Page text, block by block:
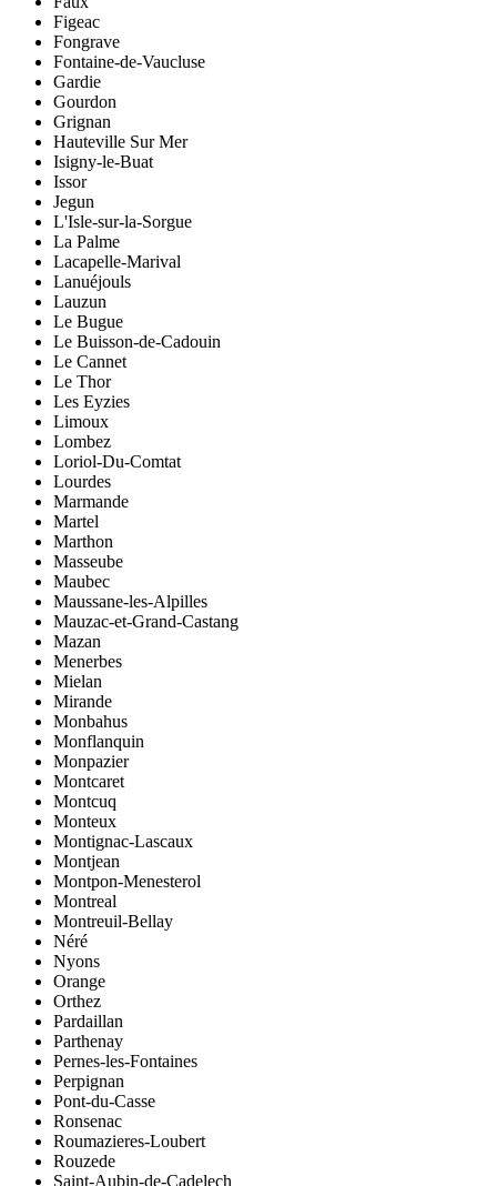
Figeac
Fongrave
Fontaine-de-Vaucluse
Gardie
Gourdon
Grignan
Hauteville Sur Mer
Isigny-le-Buat
Issor
Jegun
L'Isle-sur-la-Sorgue
La Palme
Lacapelle-Marival
Lanuéjouls
Lauzun
Le Bugue
Le Buisson-de-Cadouin
Le Cannet
Le Thor
Les Eyzies
Limoux
Lombez
Loriol-Du-Comtat
Lourdes
Marmande
Martel
Marthon
Masseube
Maubec
Maussane-les-Alpilles
Mauzac-et-Grand-Castang
Mazan
Menerbes
Mielan
Mirande
Monbahus
Monflanquin
Monpazier
Montcaret
Montcuq
Monteux
Montignac-Lascaux
Montjean
Montpon-Menesterol
Montreal
Montreuil-Bellay
Néré
Nyons
Orange
Orthez
Pardaillan
Parthenay
Pernes-les-Fontaines
Perpignan
Pont-du-Casse
Ronsenac
Roumazieres-Loubert
Rouzede
Saint-Aubin-de-Cadelech